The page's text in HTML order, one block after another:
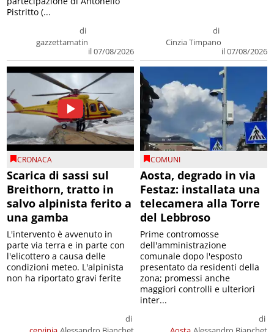
di
gazzettamatin
il 07/08/2026
Pistritto (...
di
Cinzia Timpano
il 07/08/2026
CRONACA
Scarica di sassi sul
Breithorn, tratto in
salvo alpinista ferito a
una gamba
di
L'intervento è avvenuto in
parte via terra e in parte con
l'elicottero a causa delle
condizioni meteo. L'alpinista
non ha riportato gravi ferite
COMUNI
Aosta, degrado in via
Festaz: installata una
telecamera alla Torre
del Lebbroso
di
Prime contromosse
dell'amministrazione
comunale dopo l'esposto
presentato da residenti della
zona; promessi anche
maggiori controlli e ulteriori
inter...